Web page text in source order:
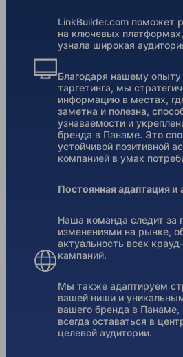
LinkBuilder.com поможет
на ключевых
узнала широкая
Благодаря нашему опыту
таргетинга, мы
информацию в местах,
заметна и полезна,
узнаваемости и
бренда в Панаме. Это
устойчивой позитивной
компанией в умах
Постоянная адаптация и
Наша команда следит за
изменениями на рынке,
актуальность всех
кампаний.
Мы также адаптируем
вашей ниши и
вашего бренда в Панаме,
всегда оставаться в
целевой аудитории.